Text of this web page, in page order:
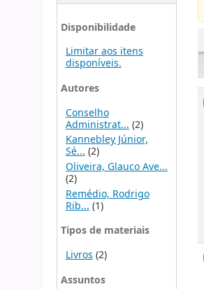
Disponibilidade
Limitar aos itens
disponíveis.
Autores
Conselho
Administrat... (2)
Kannebley Júnior,
Sé...(2)
Oliveira, Glauco Ave...
(2)
Remédio, Rodrigo
Rib... (1)
Tipos de materiais
Livros (2)
Assuntos